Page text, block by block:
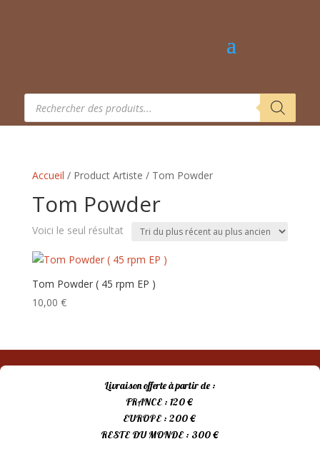
Recherche
produits
Accueil / Product Artiste / Tom Powder
Tom Powder
Voici le seul résultat
Tom Powder ( 45 rpm EP )
10,00 €
Livraison offerte à partir de :
FRANCE : 120 €
EUROPE : 200 €
RESTE DU MONDE : 300 €